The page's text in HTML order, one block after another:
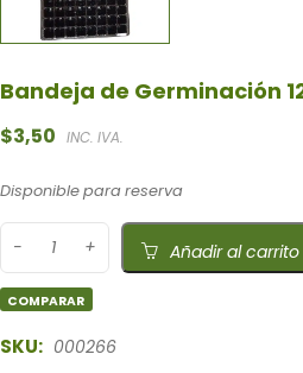
Bandeja de Germinación
$3,50 INC. IVA.
Disponible para reserva
Añadir al carrito
COMPARAR
SKU: 000266